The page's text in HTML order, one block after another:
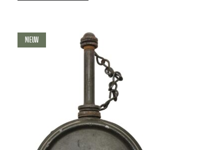
Nieuw